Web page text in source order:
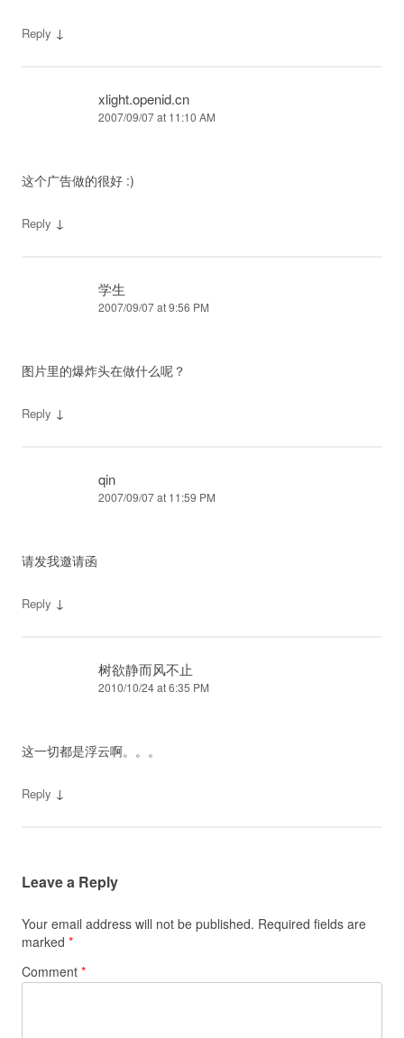
Reply ↓
xlight.openid.cn
2007/09/07 at 11:10 AM
这个广告做的很好 :)
Reply ↓
学生
2007/09/07 at 9:56 PM
图片里的爆炸头在做什么呢？
Reply ↓
qin
2007/09/07 at 11:59 PM
请发我邀请函
Reply ↓
树欲静而风不止
2010/10/24 at 6:35 PM
这一切都是浮云啊。。。
Reply ↓
Leave a Reply
Your email address will not be published. Required fields are
marked *
Comment *